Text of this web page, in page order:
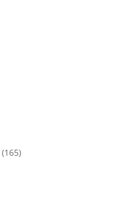
(165)